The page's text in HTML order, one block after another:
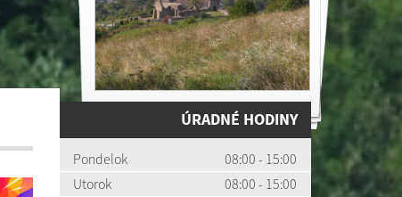
ÚRADNÉ HODINY
Pondelok
08:00 - 15:00
Utorok
08:00 - 15:00